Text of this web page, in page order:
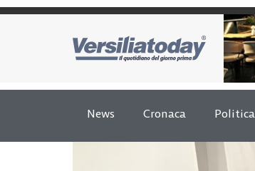
News Cronaca Politica